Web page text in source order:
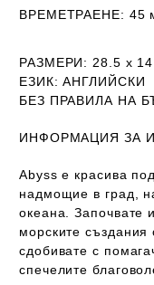
ВРЕМЕТРАЕНЕ: 45
РАЗМЕРИ: 28.5 х
ЕЗИК: АНГЛИЙСКИ
БЕЗ ПРАВИЛА НА
ИНФОРМАЦИЯ ЗА
Abyss е красива
надмощие в град,
океана. Започвате
морските създания
сдобивате с
спечелите